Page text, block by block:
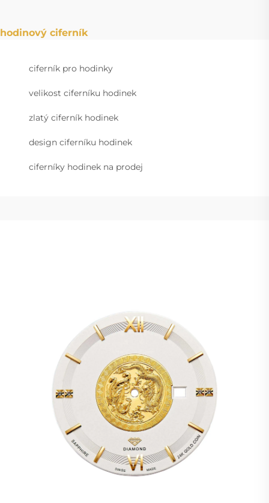
hodinový ciferník
ciferník pro hodinky
velikost ciferníku hodinek
zlatý ciferník hodinek
design ciferníku hodinek
ciferníky hodinek na prodej